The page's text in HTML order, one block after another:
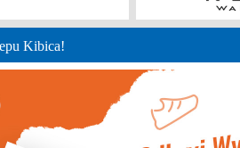
Kibica!